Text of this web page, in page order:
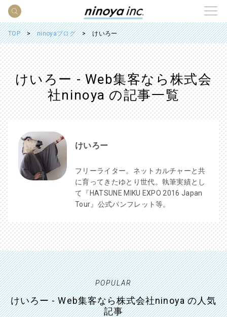
TOP ninoyaブログ けいろー
けいろー - Web集客なら株式会
社ninoya の記事一覧
けいろー
フリーライター。ネットカルチャーと共
に育ってきたゆとり世代。執筆実績とし
て『HATSUNE MIKU EXPO 2016 Japan
Tour』公式パンフレット等。
POPULAR
けいろー - Web集客なら株式会社ninoya の人気
記事